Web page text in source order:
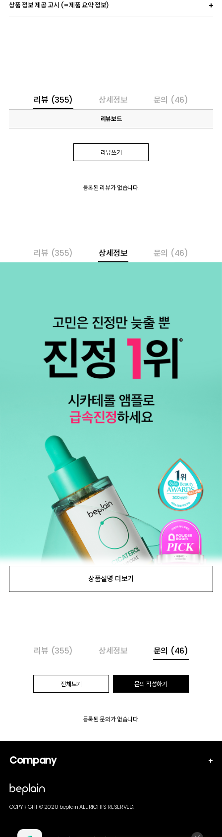
상품 정보 제공 고시 (=제품 요약 정보)
리뷰 (355) 상세정보 문의 (46)
리뷰보드
리뷰쓰기
등록된 리뷰가 없습니다.
리뷰 (355) 상세정보 문의 (46)
리뷰 (355) 상세정보 문의 (46)
전체보기 문의 작성하기
등록된 문의가 없습니다.
Company
COPYRIGHT © 2020 beplain ALL RIGHTS RESERVED.